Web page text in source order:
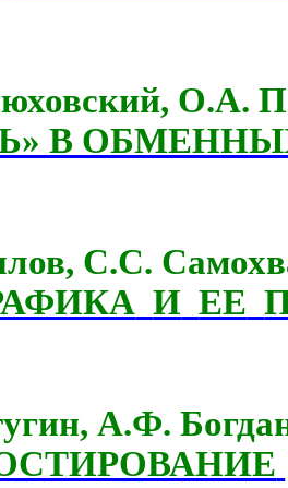
О.А.
В
С.С.
И ЕЕ
А.Ф.